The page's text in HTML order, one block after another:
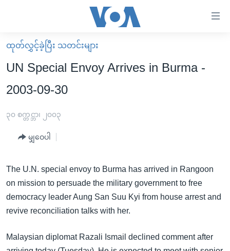
လွယ်ကူ
စေ
သည့်
များ
အ
မူလစာမျက်နှာ
မြန်မာ
ကမ္ဘာ့သတင်းများ
အစ္စရေး-ပါလက်စတိုင်း
ရပ်ဝန်းတခု လမ်းတခု အလွန်
အင်္ဂလိပ်စာလေ့လာမယ်
အမေရိကန်သုံးအီဒီယံ
မကြေးမုံရဲ့ အင်္ဂလိပ်စာ
သုတပဒေသာ အင်္ဂလိပ်စာ
အပတ်စဉ်ကဏ္ဍများ
ရေဒီယို
ရေဒီယိုနှင့်ရုပ်သံ အချက်အလက်များ
Learning English
ထုတ်လွှင့်ခဲ့ပြီး သတင်းများ
UN Special Envoy Arrives in Burma -
2003-09-30
၃၀ စက္တင္ဘာ၊ ၂၀၀၃
မျှဝေပါ
The U.N. special envoy to Burma has arrived in Rangoon
on mission to persuade the military government to free
democracy leader Aung San Suu Kyi from house arrest and
revive reconciliation talks with her.
Malaysian diplomat Razali Ismail declined comment after